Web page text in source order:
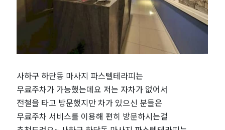
로
마
마
사
지
​사하구 하단동 마사지 파스텔테라피는
무료주차가 가능했는데요 저는 자차가 없어서
전철을 타고 방문했지만 차가 있으신 분들은
무료주차 서비스를 이용해 편히 방문하시는걸